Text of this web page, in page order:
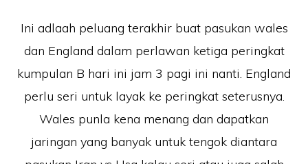
Ini adlaah peluang terakhir buat pasukan wales
dan England dalam perlawan ketiga peringkat
kumpulan B hari ini jam 3 pagi ini nanti. England
perlu seri untuk layak ke peringkat seterusnya.
Wales punla kena menang dan dapatkan
jaringan yang banyak untuk tengok diantara